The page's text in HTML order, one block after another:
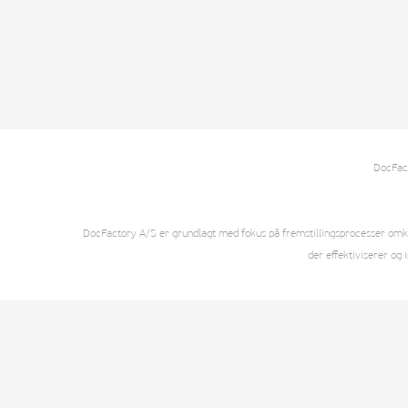
DocFactory A/S er grundlagt med fokus på fremstillingsprocesser
der effektiviserer og